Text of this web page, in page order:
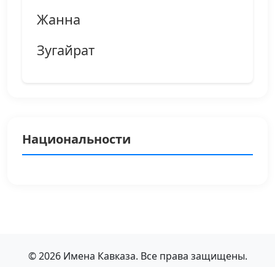
Жанна
Зугайрат
Национальности
© 2026 Имена Кавказа. Все права защищены.